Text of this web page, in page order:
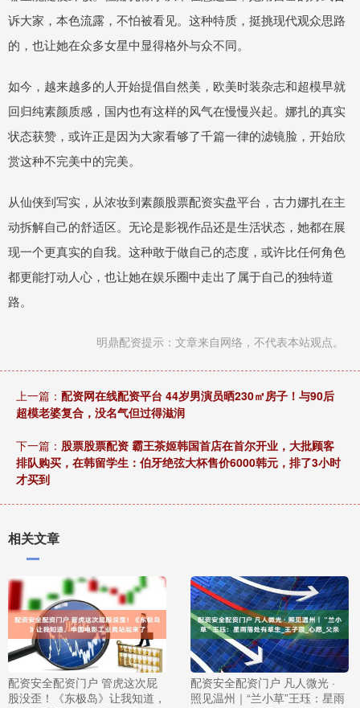
诉大家，本色流露，不怕被看见。这种特质，挺挑现代观众思路
的，也让她在众多女星中显得格外与众不同。
如今，越来越多的人开始提倡自然美，欧美时装杂志和超模早就
回归纯素颜质感，国内也有这样的风气在慢慢兴起。娜扎的真实
状态获赞，或许正是因为大家看够了千篇一律的滤镜脸，开始欣
赏这种不完美中的完美。
从仙侠到写实，从浓妆到素颜股票配资实盘平台，古力娜扎在主
动拆解自己的舒适区。无论是影视作品还是生活状态，她都在展
现一个更真实的自我。这种敢于做自己的态度，或许比任何角色
都更能打动人心，也让她在娱乐圈中走出了属于自己的独特道
路。
明鼎配资提示：文章来自网络，不代表本站观点。
上一篇： 配资网在线配资平台 44岁男演员晒230㎡房子！与90后
超模老婆复合，没名气但过得滋润
下一篇： 股票股票配资 霸王茶姬韩国首店在首尔开业，大批顾客
排队购买，在韩留学生：伯牙绝弦大杯售价6000韩元，排了3小时
才买到
相关文章
配资安全配资门户 管虎这次屁
股没歪！《东极岛》让我知道，
配资安全配资门户 凡人微光 ·
照见温州｜“兰小草”王珏：星雨